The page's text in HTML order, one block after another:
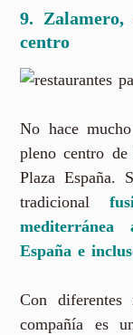
9. Zalamero,
centro
No hace
pleno centro
Plaza España.
tradicional
España e
Con diferentes
compañía es